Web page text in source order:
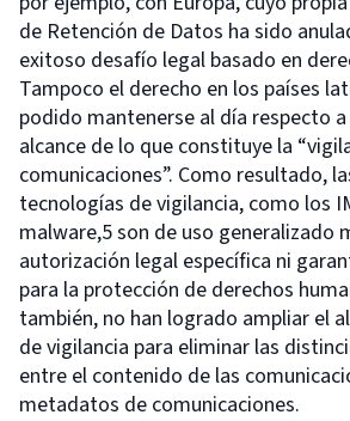
de Retención de Datos ha sido
exitoso desafío legal basado en
Tampoco el derecho en los países
podido mantenerse al día respecto
alcance de lo que constituye la
comunicaciones”. Como resultado,
tecnologías de vigilancia, como los
malware,5 son de uso generalizado
autorización legal específica ni
para la protección de derechos
también, no han logrado ampliar el
de vigilancia para eliminar las
entre el contenido de las
metadatos de comunicaciones.